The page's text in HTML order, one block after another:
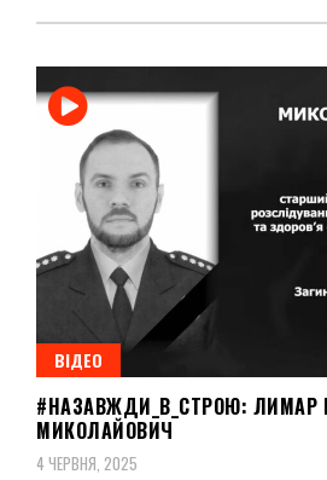
ВІДЕО
#НАЗАВЖДИ_В_СТРОЮ: ЛИМАР
МИКОЛАЙОВИЧ
4 ЧЕРВНЯ, 2025